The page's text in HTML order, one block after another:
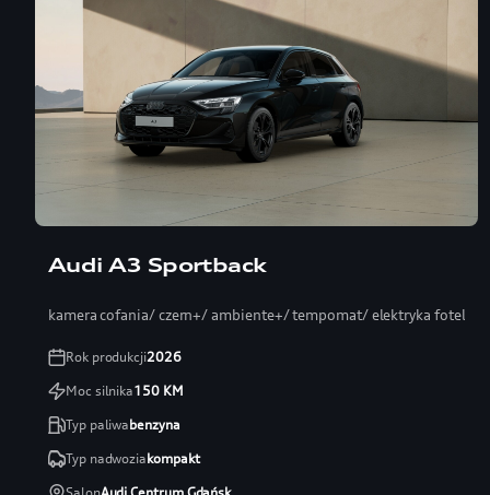
Audi A3 Sportback
kamera cofania/ czern+/ ambiente+/ tempomat/ elektryka fotel
Rok produkcji2026
Moc silnika150KM
Typ paliwabenzyna
Typ nadwoziakompakt